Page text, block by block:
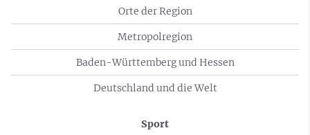
Orte der Region
Metropolregion
Baden-Württemberg und Hessen
Deutschland und die Welt
Sport